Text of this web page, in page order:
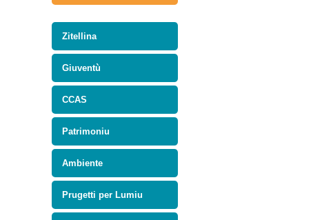
Zitellina
Giuventù
CCAS
Patrimoniu
Ambiente
Prugetti per Lumiu